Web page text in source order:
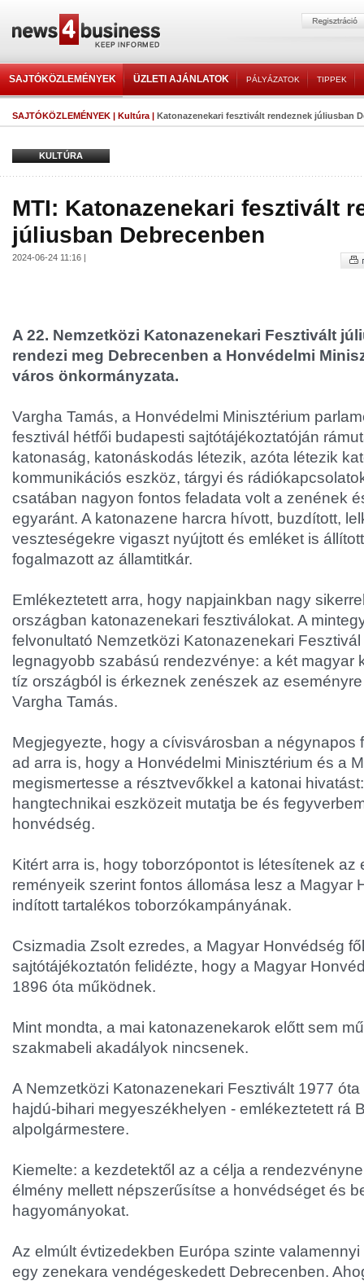
SAJTÓKÖZLEMÉNYEK ÜZLETI AJÁNLATOK PÁLYÁZATOK TIPPEK
SAJTÓKÖZLEMÉNYEK | Kultúra | Katonazenekari fesztivált rendeznek júliusban
KULTÚRA
MTI: Katonazenekari fesztivált
júliusban Debrecenben
2024-06-24 11:16 |
A 22. Nemzetközi Katonazenekari Fesztivált
rendezi meg Debrecenben a Honvédelmi
város önkormányzata.
Vargha Tamás, a Honvédelmi Minisztérium
fesztivál hétfői budapesti sajtótájékoztatóján
katonaság, katonáskodás létezik, azóta létezik
kommunikációs eszköz, tárgyi és
csatában nagyon fontos feladata volt a zenének
egyaránt. A katonazene harcra hívott, buzdított,
veszteségekre vigaszt nyújtott és emléket is
fogalmazott az államtitkár.
Emlékeztetett arra, hogy napjainkban nagy
országban katonazenekari fesztiválokat. A
felvonultató Nemzetközi Katonazenekari
legnagyobb szabású rendezvénye: a két magyar
tíz országból is érkeznek zenészek az
Vargha Tamás.
Megjegyezte, hogy a cívisvárosban a négynapos
ad arra is, hogy a Honvédelmi Minisztérium és a
megismertesse a résztvevőkkel a katonai
hangtechnikai eszközeit mutatja be és
honvédség.
Kitért arra is, hogy toborzópontot is létesítenek az
reményeik szerint fontos állomása lesz a Magyar
indított tartalékos toborzókampányának.
Csizmadia Zsolt ezredes, a Magyar Honvédség
sajtótájékoztatón felidézte, hogy a Magyar
1896 óta működnek.
Mint mondta, a mai katonazenekarok előtt sem
szakmabeli akadályok nincsenek.
A Nemzetközi Katonazenekari Fesztivált 1977
hajdú-bihari megyeszékhelyen - emlékeztetett rá
alpolgármestere.
Kiemelte: a kezdetektől az a célja a
élmény mellett népszerűsítse a honvédséget és
hagyományokat.
Az elmúlt évtizedekben Európa szinte
egy zenekara vendégeskedett Debrecenben.